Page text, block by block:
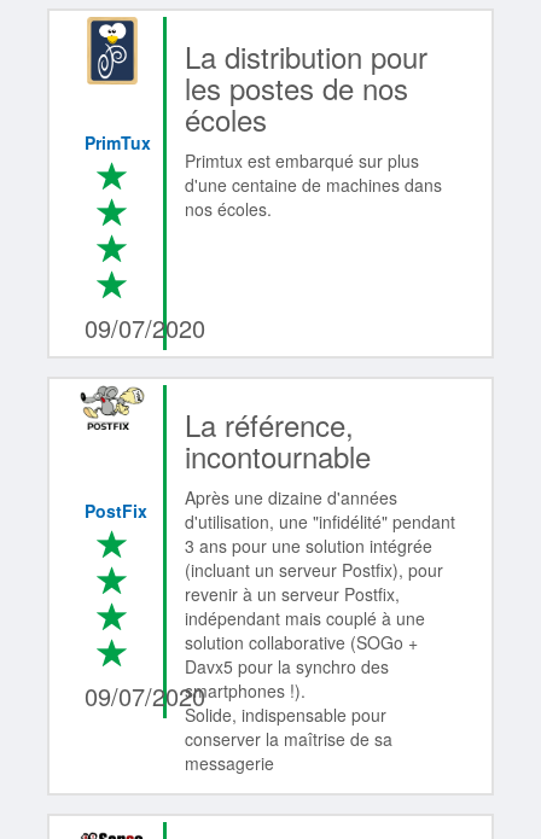
PrimTux
*
*
*
*
4/4
09/07/2020
La distribution pour
les postes de nos
écoles
Primtux est embarqué sur plus
d'une centaine de machines dans
nos écoles.
PostFix
*
*
*
*
4/4
09/07/2020
La référence,
incontournable
Après une dizaine d'années
d'utilisation, une "infidélité" pendant
3 ans pour une solution intégrée
(incluant un serveur Postfix), pour
revenir à un serveur Postfix,
indépendant mais couplé à une
solution collaborative (SOGo +
Davx5 pour la synchro des
smartphones !).
Solide, indispensable pour
conserver la maîtrise de sa
messagerie